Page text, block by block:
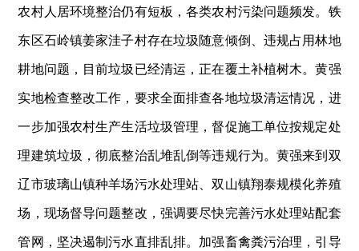
农村人居环境整治仍有短板，各类农村污染问题频发。铁
东区石岭镇姜家洼子村存在垃圾随意倾倒、违规占用林地
耕地问题，目前垃圾已经清运，正在覆土补植树木。黄强
实地检查整改工作，要求全面排查各地垃圾清运情况，进
一步加强农村生产生活垃圾管理，督促施工单位按规定处
理建筑垃圾，彻底整治乱堆乱倒等违规行为。黄强来到双
辽市玻璃山镇种羊场污水处理站、双山镇翔泰规模化养殖
场，现场督导问题整改，强调要尽快完善污水处理站配套
管网，坚决遏制污水直排乱排。加强畜禽粪污治理，引导